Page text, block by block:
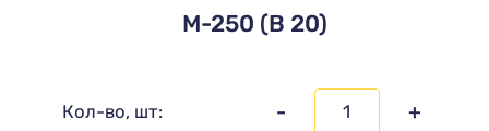
М-250 (В 20)
Кол-во, шт: - +